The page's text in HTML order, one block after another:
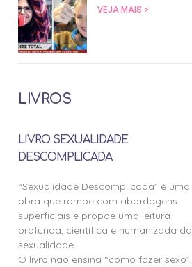
VEJA MAIS >
LIVROS
LIVRO SEXUALIDADE
DESCOMPLICADA
“Sexualidade Descomplicada” é uma
obra que rompe com abordagens
superficiais e propõe uma leitura
profunda, científica e humanizada da
sexualidade.
O livro não ensina “como fazer sexo”.